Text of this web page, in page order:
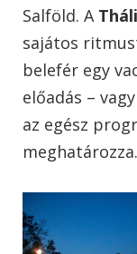
Salföld. A
sajátos
belefér egy
előadás –
az egész
meghatározza.